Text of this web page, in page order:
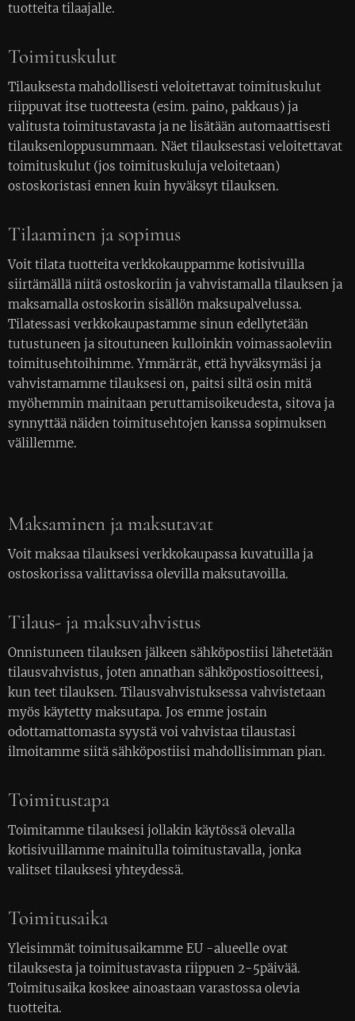
tuotteita tilaajalle.
Toimituskulut
Tilauksesta mahdollisesti veloitettavat toimituskulut
riippuvat itse tuotteesta (esim. paino, pakkaus) ja
valitusta toimitustavasta ja ne lisätään automaattisesti
tilauksenloppusummaan. Näet tilauksestasi veloitettavat
toimituskulut (jos toimituskuluja veloitetaan)
ostoskoristasi ennen kuin hyväksyt tilauksen.
Tilaaminen ja sopimus
Voit tilata tuotteita verkkokauppamme kotisivuilla
siirtämällä niitä ostoskoriin ja vahvistamalla tilauksen ja
maksamalla ostoskorin sisällön maksupalvelussa.
Tilatessasi verkkokaupastamme sinun edellytetään
tutustuneen ja sitoutuneen kulloinkin voimassaoleviin
toimitusehtoihimme. Ymmärrät, että hyväksymäsi ja
vahvistamamme tilauksesi on, paitsi siltä osin mitä
myöhemmin mainitaan peruttamisoikeudesta, sitova ja
synnyttää näiden toimitusehtojen kanssa sopimuksen
välillemme.
Maksaminen ja maksutavat
Voit maksaa tilauksesi verkkokaupassa kuvatuilla ja
ostoskorissa valittavissa olevilla maksutavoilla.
Tilaus- ja maksuvahvistus
Onnistuneen tilauksen jälkeen sähköpostiisi lähetetään
tilausvahvistus, joten annathan sähköpostiosoitteesi,
kun teet tilauksen. Tilausvahvistuksessa vahvistetaan
myös käytetty maksutapa. Jos emme jostain
odottamattomasta syystä voi vahvistaa tilaustasi
ilmoitamme siitä sähköpostiisi mahdollisimman pian.
Toimitustapa
Toimitamme tilauksesi jollakin käytössä olevalla
kotisivuillamme mainitulla toimitustavalla, jonka
valitset tilauksesi yhteydessä.
Toimitusaika
Yleisimmät toimitusaikamme EU -alueelle ovat
tilauksesta ja toimitustavasta riippuen 2-5päivää.
Toimitusaika koskee ainoastaan varastossa olevia
tuotteita.